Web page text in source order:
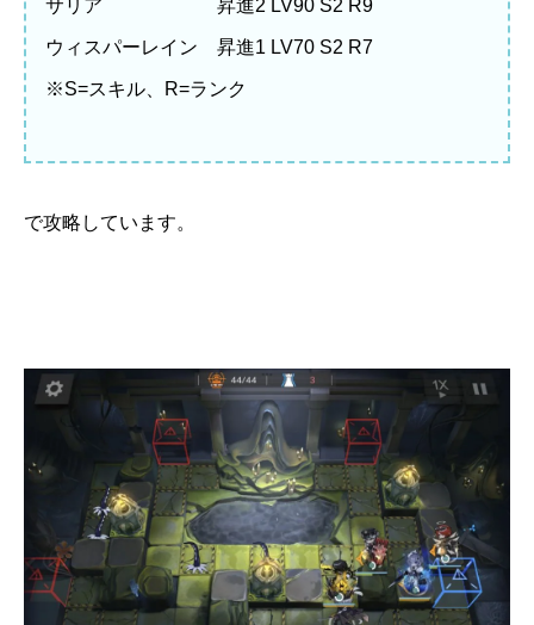
サリア 昇進2 LV90 S2 R9
ウィスパーレイン 昇進1 LV70 S2 R7
※S=スキル、R=ランク
で攻略しています。